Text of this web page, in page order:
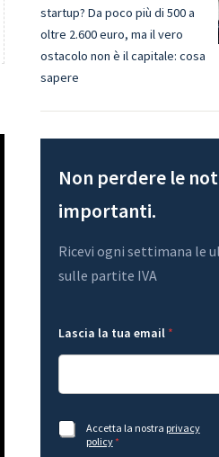
startup? Da poco più di 500 a
oltre 2.600 euro, ma il vero
ostacolo non è il capitale: cosa
sapere
Non perdere le
importanti.
Ricevi ogni settimana le
sulle partite IVA
u
P
G
D
u
L
s
c
Lascia la tua email *
A
c
Accetta la nostra privacy
policy*